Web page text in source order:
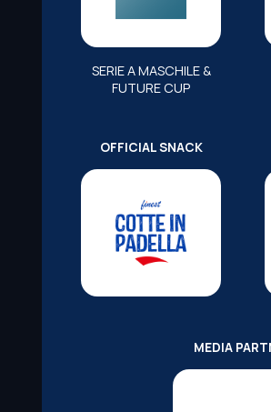
SERIE A MASCHILE &
FUTURE CUP
OFFICIAL SNACK
MEDIA